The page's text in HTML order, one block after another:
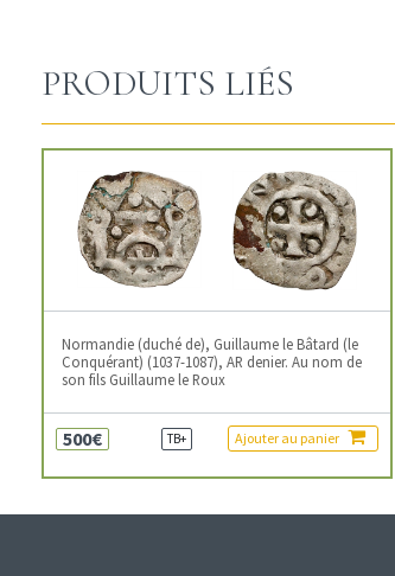
PRODUITS LIÉS
Normandie (duché de), Guillaume le Bâtard (le
Conquérant) (1037-1087), AR denier. Au nom de
son fils Guillaume le Roux
500€ TB+ Ajouter au panier